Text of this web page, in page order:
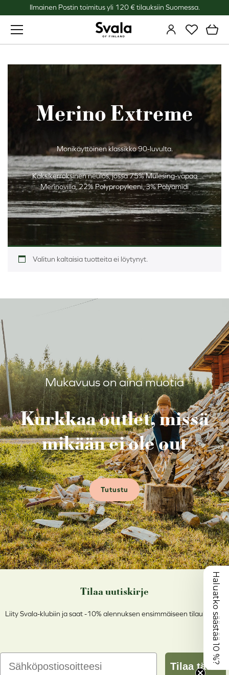
Ilmainen Postin toimitus yli 120 € tilauksiin Suomessa.
Merino Extreme
Monikäyttöinen klassikko 90-luvulta.
Kaksikerroksinen neulos, jossa 75% Mulesing-vapaa
Merinovilla, 22% Polypropyleeni, 3% Polyamidi
Valitun kaltaisia tuotteita ei löytynyt.
Mukavuus on aina muotia
Kurkkaa outlet, missä
mikään ei ole out
Tutustu
Tilaa uutiskirje
Liity Svala-klubiin ja saat -10% alennuksen ensimmäiseen tilaukseesi!
Email
Tilaa tästä
Haluatko säästää 10 %?